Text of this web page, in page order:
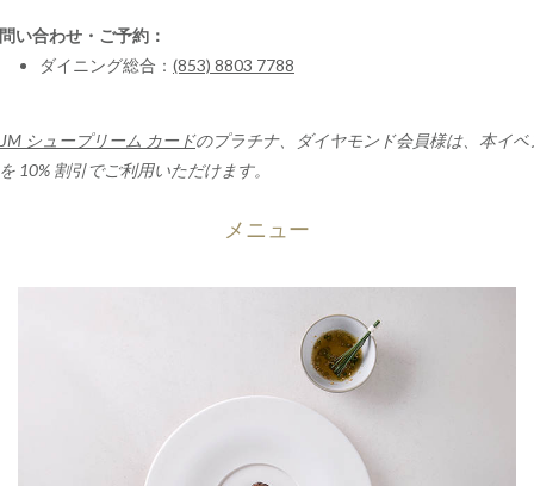
い合わせ・ご予約：
ダイニング総合： (853) 8803 7788
シュープリーム カードのプラチナ、ダイヤモンド会員様は、本イベ
10% 割引でご利用いただけます。
メニュー